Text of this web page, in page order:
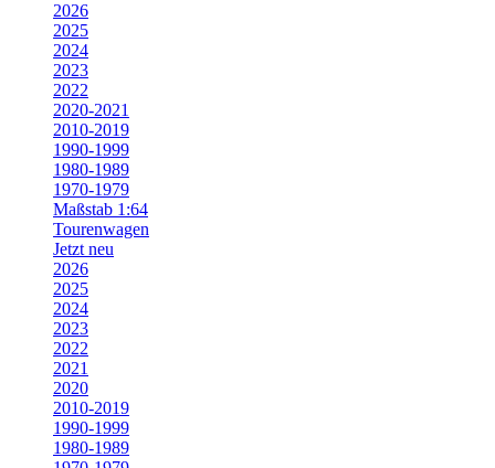
2026
2025
2024
2023
2022
2020-2021
2010-2019
1990-1999
1980-1989
1970-1979
Maßstab 1:64
Tourenwagen
Jetzt neu
2026
2025
2024
2023
2022
2021
2020
2010-2019
1990-1999
1980-1989